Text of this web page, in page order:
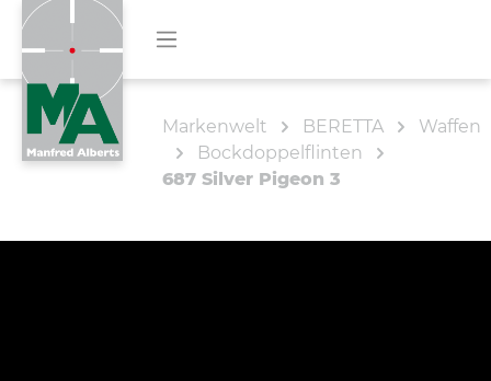
Markenwelt BERETTA
Waffen
Bockdoppelflinten
687 Silver Pigeon 3